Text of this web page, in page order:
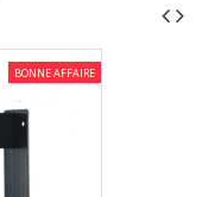
BONNE AFFAIRE